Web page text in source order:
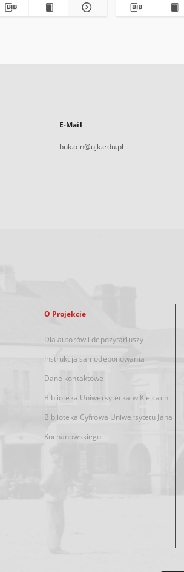
E-Mail
buk.oin@ujk.edu.pl
O Projekcie
Dla autorów i depozytariuszy
Instrukcja samodeponowania
Dane kontaktowe
Biblioteka Uniwersytecka w Kielcach
Biblioteka Cyfrowa Uniwersytetu Jana
Kochanowskiego